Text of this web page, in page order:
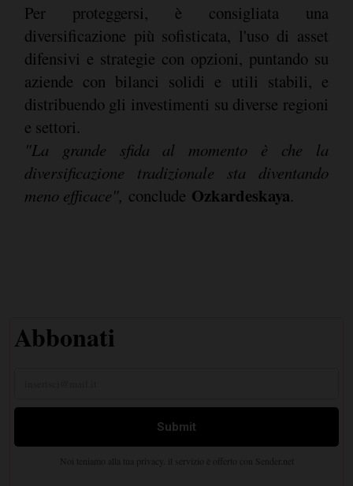
Per proteggersi, è consigliata una
diversificazione più sofisticata, l'uso di asset
difensivi e strategie con opzioni, puntando su
aziende con bilanci solidi e utili stabili, e
distribuendo gli investimenti su diverse regioni
e settori.
"La grande sfida al momento è che la
diversificazione tradizionale sta diventando
meno efficace", conclude Ozkardeskaya.